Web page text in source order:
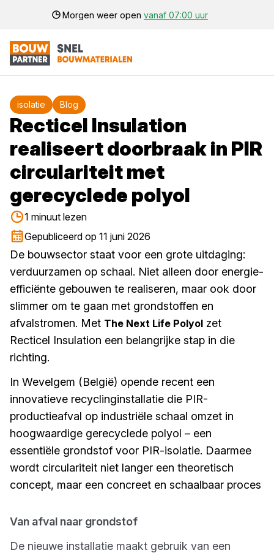
Morgen weer open vanaf 07:00 uur
isolatie Blog
Recticel Insulation
realiseert doorbraak in PIR
circulariteit met
gerecyclede polyol
1 minuut lezen
Gepubliceerd op 11 juni 2026
De bouwsector staat voor een grote uitdaging:
verduurzamen op schaal. Niet alleen door energie-
efficiënte gebouwen te realiseren, maar ook door
slimmer om te gaan met grondstoffen en
afvalstromen. Met The Next Life Polyol zet
Recticel Insulation een belangrijke stap in die
richting.
In Wevelgem (België) opende recent een
innovatieve recyclinginstallatie die PIR-
productieafval op industriële schaal omzet in
hoogwaardige gerecyclede polyol – een
essentiële grondstof voor PIR-isolatie. Daarmee
wordt circulariteit niet langer een theoretisch
concept, maar een concreet en schaalbaar proces
Van afval naar grondstof
De nieuwe installatie maakt gebruik van een